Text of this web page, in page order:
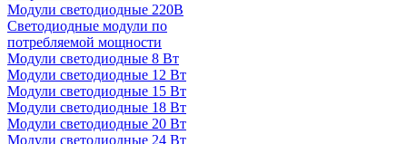
Модули светодиодные 220В
Светодиодные модули по
потребляемой мощности
Модули светодиодные 8 Вт
Модули светодиодные 12 Вт
Модули светодиодные 15 Вт
Модули светодиодные 18 Вт
Модули светодиодные 20 Вт
Модули светодиодные 24 Вт